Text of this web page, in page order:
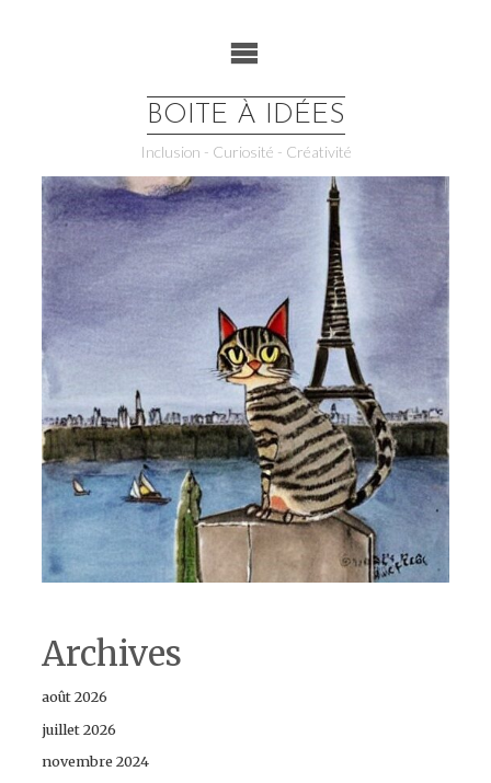
BOITE À IDÉES
Inclusion - Curiosité - Créativité
Archives
août 2026
juillet 2026
novembre 2024